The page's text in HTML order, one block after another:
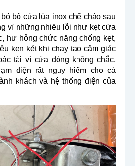
bộ cửa lùa inox chế cháo sau
vì những nhiều lỗi như kẹt cửa
hư hỏng chức năng chống kẹt,
ken két khi chạy tạo cảm giác
tài vì cửa đóng không chắc,
điện rất nguy hiểm cho cả
khách và hệ thống điện của